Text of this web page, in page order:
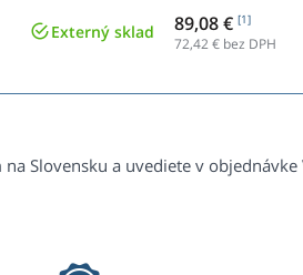
Externý sklad 89,08 € [1]
72,42€ bez DPH
Slovensku a uvediete v objednávke